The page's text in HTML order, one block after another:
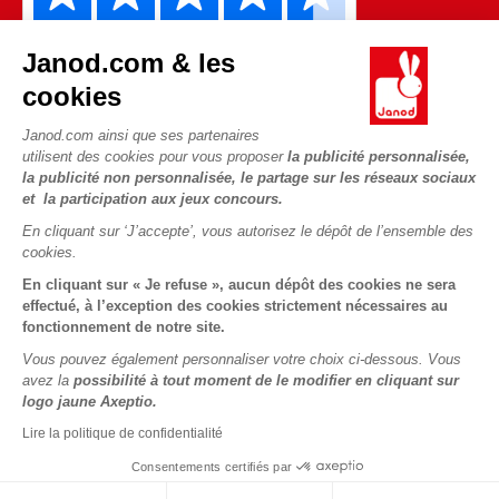
Janod.com & les
cookies
Janod.com ainsi que ses partenaires
utilisent des cookies pour vous proposer la publicité personnalisée,
la publicité non personnalisée, le partage sur les réseaux sociaux
et la participation aux jeux concours.
En cliquant sur ‘J’accepte’, vous autorisez le dépôt de l’ensemble des
cookies.
En cliquant sur « Je refuse », aucun dépôt des cookies ne sera
effectué, à l’exception des cookies strictement nécessaires au
fonctionnement de notre site.
Vous pouvez également personnaliser votre choix ci-dessous. Vous
avez la possibilité à tout moment de le modifier en cliquant sur
logo jaune Axeptio.
Lire la politique de confidentialité
Consentements certifiés par
Copyright © 2026 Janod - Tous droits réservés -